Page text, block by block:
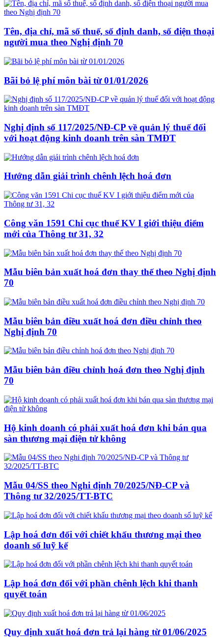
Tên, địa chỉ, mã số thuế, số định danh, số điện thoại
người mua theo Nghị định 70
Bãi bỏ lệ phí môn bài từ 01/01/2026
Nghị định số 117/2025/NĐ-CP về quản lý thuế đối
với hoạt động kinh doanh trên sàn TMĐT
Hướng dẫn giải trình chênh lệch hoá đơn
Công văn 1591 Chi cục thuế KV I giới thiệu điểm
mới của Thông tư 31, 32
Mẫu biên bản xuất hoá đơn thay thế theo Nghị định
70
Mẫu biên bản điều xuất hoá đơn điều chỉnh theo
Nghị định 70
Mẫu biên bản điều chỉnh hoá đơn theo Nghị định
70
Hộ kinh doanh có phải xuất hoá đơn khi bán qua
sàn thương mại điện tử không
Mẫu 04/SS theo Nghi định 70/2025/NĐ-CP và
Thông tư 32/2025/TT-BTC
Lập hoá đơn đối với chiết khấu thương mại theo
doanh số luỹ kế
Lập hoá đơn đối với phần chênh lệch khi thanh
quyết toán
Quy định xuất hoá đơn trả lại hàng từ 01/06/2025